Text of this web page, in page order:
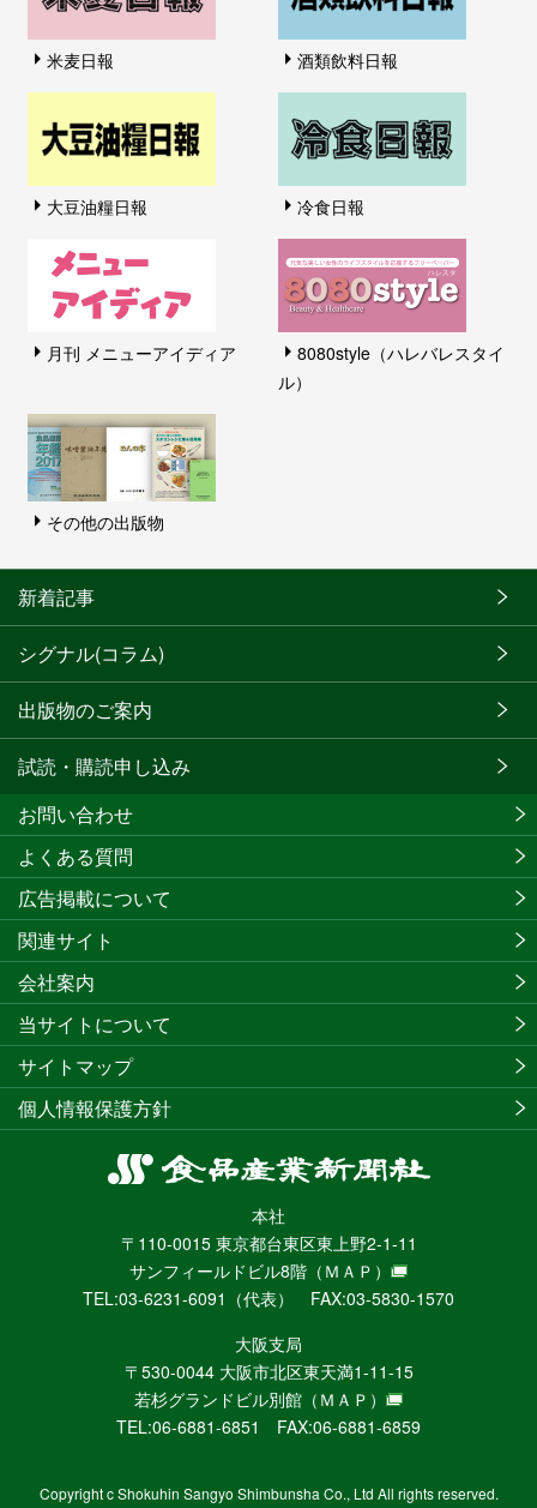
米麦日報 酒類飲料日報
大豆油糧日報 冷食日報
月刊 メニューアイディア
8080style（ハレバレスタイ
ル）
その他の出版物
新着記事
シグナル(コラム)
出版物のご案内
試読・購読申し込み
食
産
業
新
聞
社
ニ
ュ
ー
WEB
本社
〒110-0015 東京都台東区東上野2-1-11
サンフィールドビル8階 （ＭＡＰ）
TEL:03-6231-6091（代表） FAX:03-5830-1570
大阪支局
〒530-0044 大阪市北区東天満1-11-15
若杉グランドビル別館 （ＭＡＰ）
TEL:06-6881-6851 FAX:06-6881-6859
お問い合わせ
よくある質問
広告掲載について
関連サイト
会社案内
当サイトについて
サイトマップ
個人情報保護方針
Copyright c Shokuhin Sangyo Shimbunsha Co., Ltd All rights reserved.